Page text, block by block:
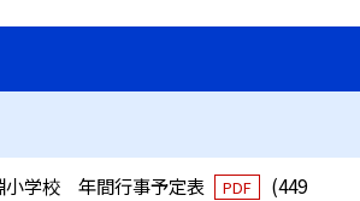
学校 年間行事予定表 PDF
(449